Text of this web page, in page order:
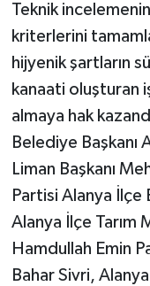
Teknik
kriterlerini
hijyenik şartların
kanaati oluşturan
almaya hak
Belediye Başkanı
Liman Başkanı
Partisi Alanya İlçe
Alanya İlçe Tarım
Hamdullah Emin
Bahar Sivri,